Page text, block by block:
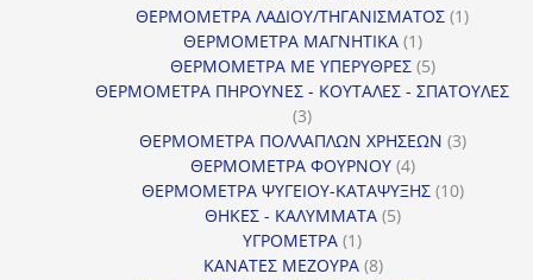
προϊόντα
ΘΕΡΜΟΜΕΤΡΑ ΛΑΔΙΟΥ/ΤΗΓΑΝΙΣΜΑΤΟΣ 11
ΘΕΡΜΟΜΕΤΡΑ ΜΑΓΝΗΤΙΚΑ 11
προϊόν
ΘΕΡΜΟΜΕΤΡΑ ΜΕ ΥΠΕΡΥΘΡΕΣ 55
προϊόντα
ΘΕΡΜΟΜΕΤΡΑ ΠΗΡΟΥΝΕΣ - ΚΟΥΤΑΛΕΣ - ΣΠΑΤΟΥΛΕΣ
33
προϊόντα
ΘΕΡΜΟΜΕΤΡΑ ΠΟΛΛΑΠΛΩΝ ΧΡΗΣΕΩΝ 33
ΘΕΡΜΟΜΕΤΡΑ ΦΟΥΡΝΟΥ 44
προϊόντα
ΘΕΡΜΟΜΕΤΡΑ ΨΥΓΕΙΟΥ-ΚΑΤΑΨΥΞΗΣ 1010
ΘΗΚΕΣ - ΚΑΛΥΜΜΑΤΑ 55
ΥΓΡΟΜΕΤΡΑ 11
προϊόν
ΚΑΝΑΤΕΣ ΜΕΖΟΥΡΑ 88